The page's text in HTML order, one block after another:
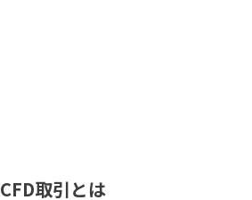
CFD取引とは